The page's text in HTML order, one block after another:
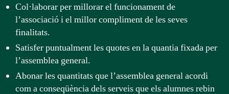
Col·laborar per millorar el funcionament de
l’associació i el millor compliment de les seves
finalitats.
Satisfer puntualment les quotes en la quantia fixada per
l’assemblea general.
Abonar les quantitats que l’assemblea general acordi
com a conseqüència dels serveis que els alumnes rebin